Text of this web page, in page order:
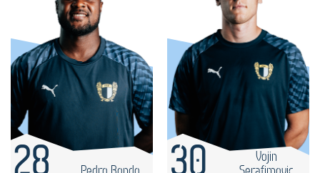
28 Pedro Bondo 30
Vojin
Serafimovic